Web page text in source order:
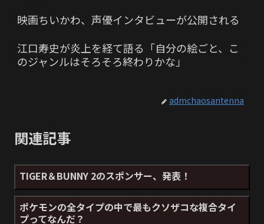
映画ちいかわ、声優インタビューが公開される
江口寿史が炎上を経て語る「自分の絵ごと、こ
のジャンルはそろそろ終わりかな」
admchaosantenna
関連記事
TIGER＆BUNNY 2のスポンサー、発表！
ポケモンの全タイプの中で最もクソザコな複合タイ
プってなんだ？